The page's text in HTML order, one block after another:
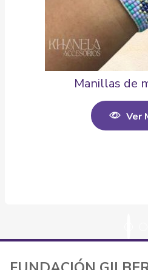
Manillas de
Ver